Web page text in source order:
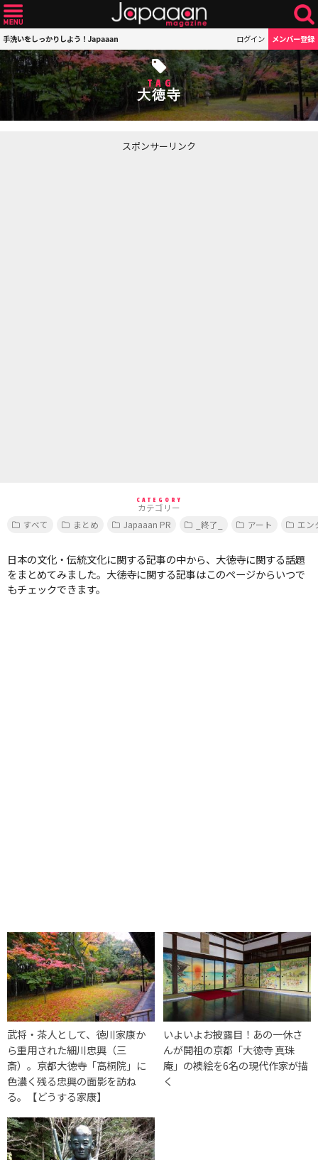
手洗いをしっかりしよう！Japaaan ログイン メンバー登録
TAG
大徳寺
スポンサーリンク
CATEGORY
カテゴリー
すべて
まとめ Japaaan PR _終了_ アート エン
日本の文化・伝統文化に関する記事の中から、大徳寺に関する話題
をまとめてみました。大徳寺に関する記事はこのページからいつで
もチェックできます。
武将・茶人として、徳川家康か
ら重用された細川忠興（三
斎）。京都大徳寺「高桐院」に
色濃く残る忠興の面影を訪ね
る。【どうする家康】
いよいよお披露目！あの一休さ
んが開祖の京都「大徳寺 真珠
庵」の襖絵を6名の現代作家が描
く